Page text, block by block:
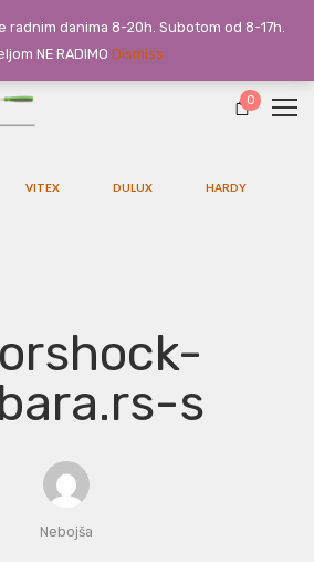
0
VITEX DULUX HARDY
s
Nebojša
radnim danima 8-20h. Subotom od 8-17h.
NE RADIMO Dismiss